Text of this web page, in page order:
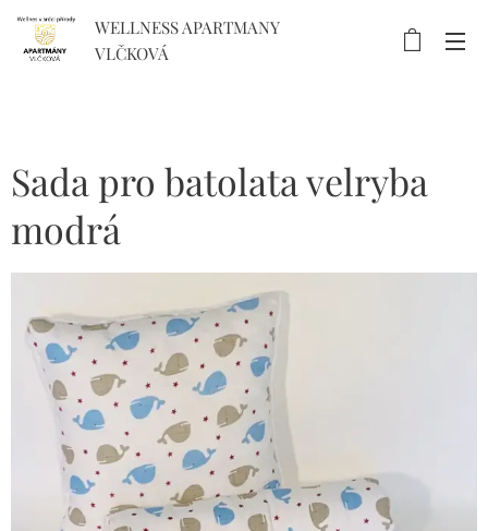
WELLNESS APARTMANY
VLČKOVÁ
Sada pro batolata velryba
modrá